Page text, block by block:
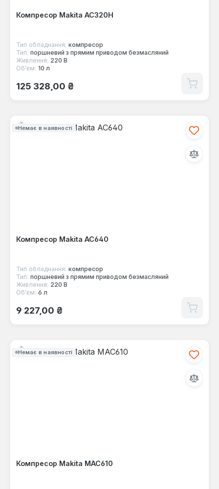
Компресор Makita AC320H
Тип обладнання: компресор
Тип: поршневий з прямим приводом безмасляний
Живлення: 220 В
Об'єм: 10 л
Звичайна ціна:
125 328,00 ₴
Немає в наявності
Компресор Makita AC640
Тип обладнання: компресор
Тип: поршневий з прямим приводом безмасляний
Живлення: 220 В
Об'єм: 6 л
Звичайна ціна:
9 227,00 ₴
Немає в наявності
Компресор Makita MAC610